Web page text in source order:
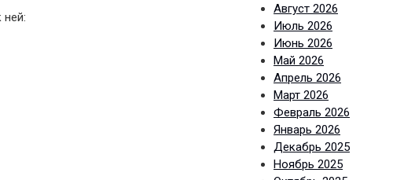
Август 2026
Июль 2026
Июнь 2026
Май 2026
Апрель 2026
Март 2026
Февраль 2026
Январь 2026
Декабрь 2025
Ноябрь 2025